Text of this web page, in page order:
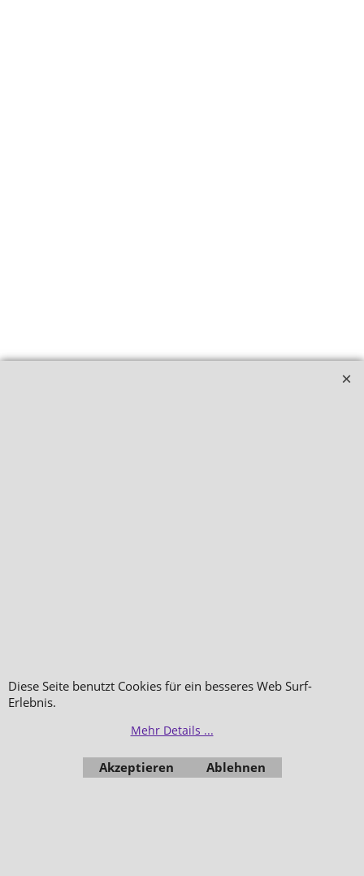
Diese Seite benutzt Cookies für ein besseres Web Surf-
Erlebnis.
Mehr Details ...
Akzeptieren Ablehnen